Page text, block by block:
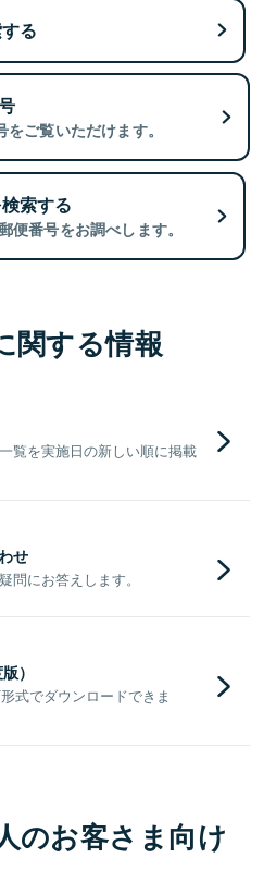
る
ご覧いただけます。
索する
便番号をお調べします。
関する情報
覧を実施日の新しい順に掲載
せ
問にお答えします。
）
式でダウンロードできま
のお客さま向け